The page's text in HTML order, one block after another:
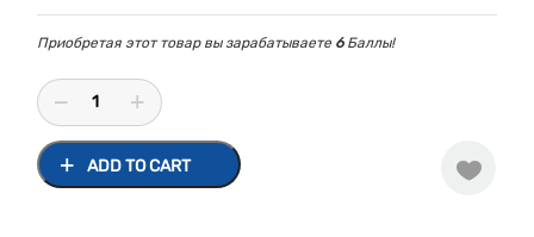
Приобретая этот товар вы зарабатываете 6Баллы!
ADD TO CART